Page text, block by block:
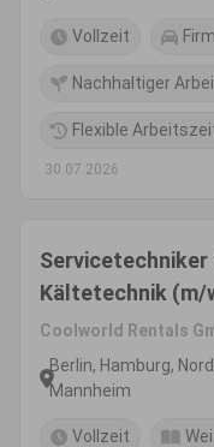
Vollzeit
Nachhaltiger
Flexible
30.07.2026
Kältetechnik (m/
Coolworld Rentals
Berlin, Hamburg,
Mannheim
Vollzeit